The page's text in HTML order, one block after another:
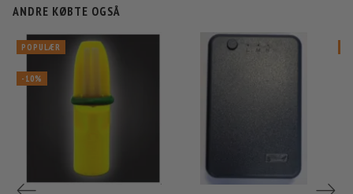
ANDRE KØBTE OGSÅ
POPULÆR
-10%